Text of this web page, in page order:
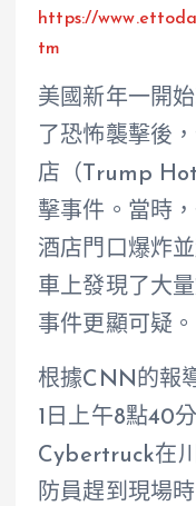
https://
tm
美國新年一開
了恐怖襲擊後
店（Trump
擊事件。當時
酒店門口爆炸
車上發現了大
事件更顯可疑。
根據CNN的報
1日上午8點40
Cybertruck在
防員趕到現場